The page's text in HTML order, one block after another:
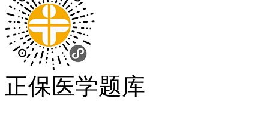
正保医学题库